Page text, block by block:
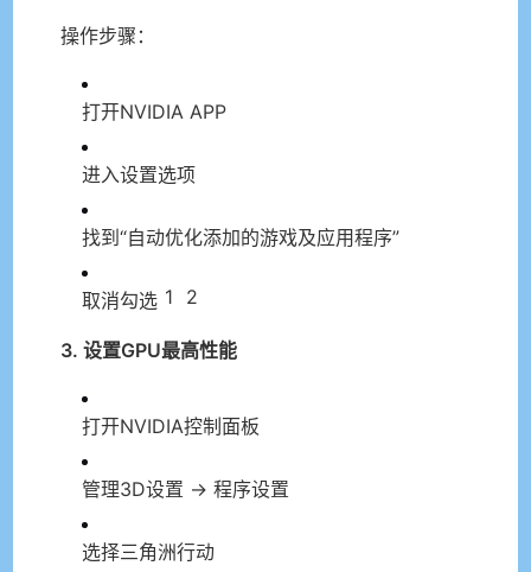
操作步骤：
打开NVIDIA APP
进入设置选项
找到“自动优化添加的游戏及应用程序”
取消勾选 1 2
3. 设置GPU最高性能
打开NVIDIA控制面板
管理3D设置 → 程序设置
选择三角洲行动